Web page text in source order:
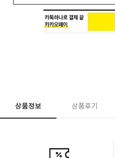
상품정보 상품후기